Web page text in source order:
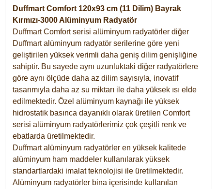
Duffmart Comfort 120x93 cm (11 Dilim) Bayrak
Kırmızı-3000 Alüminyum Radyatör
Duffmart Comfort serisi alüminyum radyatörler diğer
Duffmart alüminyum radyatör serilerine göre yeni
geliştirilen yüksek verimli daha geniş dilim genişliğine
sahiptir. Bu sayede aynı uzunluktaki diğer radyatörlere
göre aynı ölçüde daha az dilim sayısıyla, inovatif
tasarımıyla daha az su miktarı ile daha yüksek ısı elde
edilmektedir. Özel alüminyum kaynağı ile yüksek
hidrostatik basınca dayanıklı olarak üretilen Comfort
serisi alüminyum radyatörlerimiz çok çeşitli renk ve
ebatlarda üretilmektedir.
Duffmart alüminyum radyatörler en yüksek kalitede
alüminyum ham maddeler kullanılarak yüksek
standartlardaki imalat teknolojisi ile üretilmektedir.
Alüminyum radyatörler bina içerisinde kullanılan